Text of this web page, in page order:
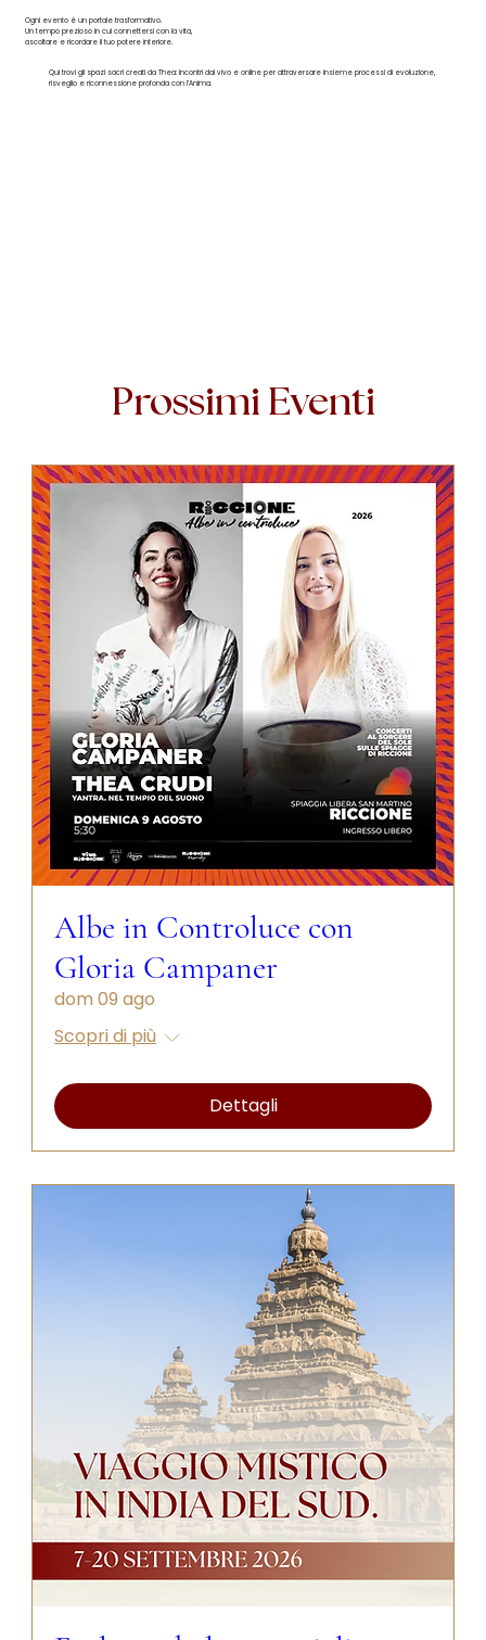
Ogni evento è un portale trasformativo.
Un tempo prezioso in cui connettersi con la vita,
ascoltare e ricordare il tuo potere interiore.
Qui trovi gli spazi sacri creati da Thea: incontri dal vivo e online per attraversare insieme processi di evoluzione,
risveglio e riconnessione profonda con l’Anima.
Prossimi Eventi
Albe in Controluce con
Gloria Campaner
dom 09 ago
Scopri di più
Dettagli